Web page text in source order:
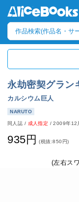
永劫密契グラン
カルシウム巨人
NARUTO
同人誌 / 成人指定 /2009年12
935円 (税抜:850円)
(左右ス